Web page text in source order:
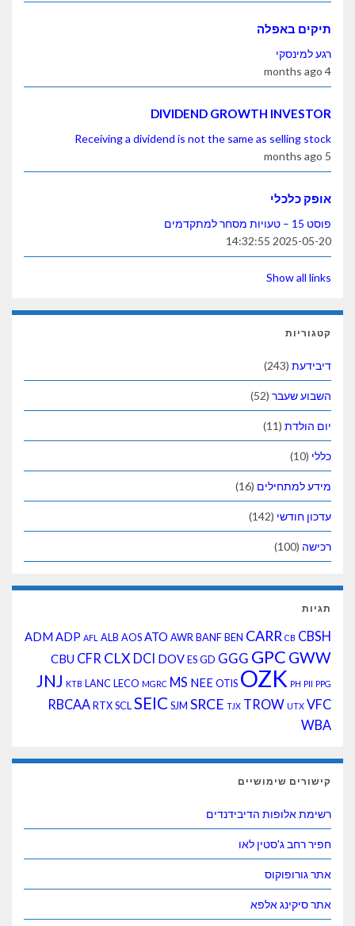
תיקים באפלה
רגע למינסקי
4 months ago
DIVIDEND GROWTH INVESTOR
Receiving a dividend is not the same as selling stock
5 months ago
אופק כלכלי
פוסט 15 – טעויות מסחר למתקדמים
2025-05-20 14:32:55
Show all links
קטגוריות
דיבידעת (243)
השבוע שעבר (52)
יום הולדת (11)
כללי (10)
מידע למתחילים (16)
עדכון חודשי (142)
רכישה (100)
תגיות
ADM ADP AFL ALB AOS ATO AWR BANFBEN CARR CB CBSH
CBU CFR CLX DCI DOVESGD GGG GPC GWW
JNJ KTB LANCLECO MGRC MS NEEOTIS OZK PH PII PPG
RBCAARTXSCLSEIC SJM SRCE TJX TROW UTX VFC
WBA
קישורים שימושיים
רשימת אלופות הדיבידנדים
חפיר רחב ג'סטין לאו
אתר גורופוקוס
אתר סיקינג אלפא